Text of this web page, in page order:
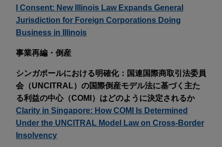
I Consent: New Illinois Law Expands General
Jurisdiction for Foreign Corporations Doing
Business in Illinois
事業再編・倒産
シンガポールにおける明確化：国連国際商取引法委員
会（UNCITRAL）の国際倒産モデル法に基づく主た
る利益の中心（COMI）はどのように決定されるか
Clarity in Singapore: How COMI Is Determined
Under the UNCITRAL Model Law on Cross-Border
Insolvency